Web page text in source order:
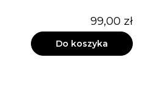
99,00 zł
Do koszyka